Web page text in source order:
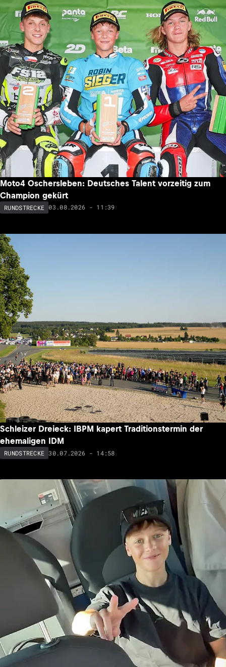
Moto4 Oschersleben: Deutsches Talent vorzeitig zum
Champion gekürt
RUNDSTRECKE 03.08.2026 - 11:39
Schleizer Dreieck: IBPM kapert Traditionstermin der
ehemaligen IDM
RUNDSTRECKE 30.07.2026 - 14:58